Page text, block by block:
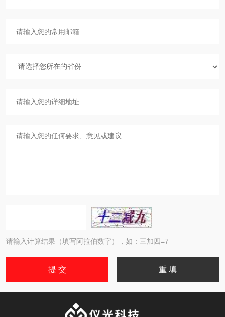
请输入计算结果（填写阿拉伯数字），如：三加四=7